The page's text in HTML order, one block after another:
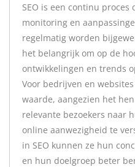
SEO is een continu
monitoring en
regelmatig worden
het belangrijk om op de
ontwikkelingen en trends
Voor bedrijven en
waarde, aangezien het
relevante bezoekers naar
online aanwezigheid te
in SEO kunnen ze hun
en hun doelgroep beter